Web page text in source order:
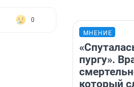
0
МНЕНИЕ
пургу».
который